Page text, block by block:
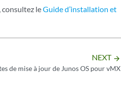
consultez leGuide d’installation et
NEXT arrow_forward
de mise à jour de Junos OS pour vMX